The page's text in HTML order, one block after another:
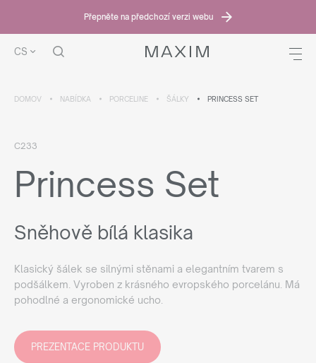
Přepněte na předchozí verzi webu
CS
DOMOV NABÍDKA PORCELINE ŠÁLKY PRINCESS SET
C233
Princess Set
Sněhově bílá klasika
Klasický šálek se silnými stěnami a elegantním tvarem s
podšálkem. Vyroben z krásného evropského porcelánu. Má
pohodlné a ergonomické ucho.
PREZENTACE PRODUKTU